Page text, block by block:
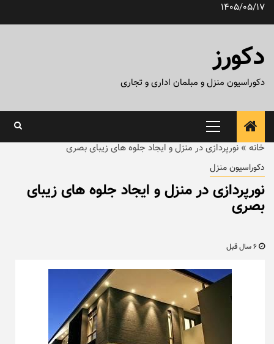
پرش1405/05/17
دکورز
دکوراسیون منزل و مبلمان اداری و تجاری
منوی
اصلی
خانه » نورپردازی در منزل و ایجاد جلوه های زیبای بصری
دکوراسیون منزل
نورپردازی در منزل و ایجاد جلوه های زیبای
بصری